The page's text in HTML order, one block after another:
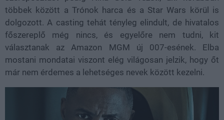
többek között a Trónok harca és a Star Wars körül is
dolgozott. A casting tehát tényleg elindult, de hivatalos
főszereplő még nincs, és egyelőre nem tudni, kit
választanak az Amazon MGM új 007-esének. Elba
mostani mondatai viszont elég világosan jelzik, hogy őt
már nem érdemes a lehetséges nevek között kezelni.